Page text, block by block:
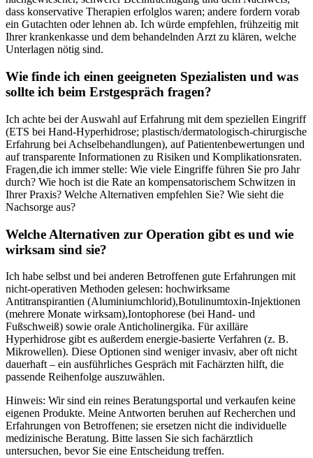
dass⁢ konservative Therapien erfolglos waren; andere fordern vorab
ein Gutachten ⁤oder lehnen ab. Ich würde ⁣empfehlen, frühzeitig ‍mit
Ihrer krankenkasse und‌ dem behandelnden Arzt zu klären, welche
Unterlagen nötig sind.
Wie finde ich einen geeigneten Spezialisten und‍ was
sollte ich beim Erstgespräch fragen?
Ich achte bei der‌ Auswahl auf Erfahrung mit dem speziellen Eingriff
(ETS bei ‍Hand-Hyperhidrose; plastisch/dermatologisch-chirurgische
Erfahrung bei Achselbehandlungen), auf Patientenbewertungen und
auf transparente Informationen zu Risiken und Komplikationsraten.
Fragen,die ich immer stelle: Wie viele Eingriffe führen Sie pro Jahr
durch? Wie hoch ist die Rate an kompensatorischem Schwitzen in
Ihrer Praxis? Welche Alternativen empfehlen Sie? ⁣Wie sieht die
Nachsorge aus?
Welche Alternativen zur Operation gibt es und wie
wirksam sind sie?
Ich habe selbst und bei anderen Betroffenen gute Erfahrungen mit
nicht-operativen Methoden gelesen: hochwirksame‌
Antitranspirantien (Aluminiumchlorid),Botulinumtoxin-Injektionen
(mehrere Monate⁣ wirksam),Iontophorese (bei Hand- und
Fußschweiß) sowie orale Anticholinergika.⁤ Für axilläre
Hyperhidrose gibt​ es außerdem energie-basierte Verfahren (z. B.
Mikrowellen). Diese Optionen sind ‍weniger invasiv, aber oft nicht
dauerhaft – ein​ ausführliches Gespräch mit Fachärzten⁤ hilft, die
passende Reihenfolge ⁤auszuwählen.
Hinweis: ‌Wir sind ein reines Beratungsportal und verkaufen keine
eigenen Produkte. Meine Antworten beruhen auf Recherchen und
Erfahrungen von Betroffenen; sie ersetzen nicht die individuelle
medizinische ⁣Beratung. Bitte lassen Sie sich fachärztlich
untersuchen, bevor Sie eine Entscheidung treffen.